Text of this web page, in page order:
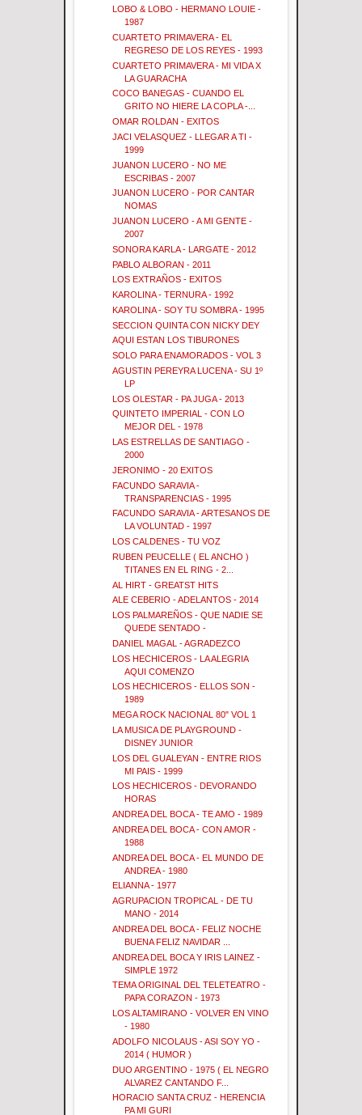
LOBO & LOBO - HERMANO LOUIE -
1987
CUARTETO PRIMAVERA - EL
REGRESO DE LOS REYES - 1993
CUARTETO PRIMAVERA - MI VIDA X
LA GUARACHA
COCO BANEGAS - CUANDO EL
GRITO NO HIERE LA COPLA -...
OMAR ROLDAN - EXITOS
JACI VELASQUEZ - LLEGAR A TI -
1999
JUANON LUCERO - NO ME
ESCRIBAS - 2007
JUANON LUCERO - POR CANTAR
NOMAS
JUANON LUCERO - A MI GENTE -
2007
SONORA KARLA - LARGATE - 2012
PABLO ALBORAN - 2011
LOS EXTRAÑOS - EXITOS
KAROLINA - TERNURA - 1992
KAROLINA - SOY TU SOMBRA - 1995
SECCION QUINTA CON NICKY DEY
AQUI ESTAN LOS TIBURONES
SOLO PARA ENAMORADOS - VOL 3
AGUSTIN PEREYRA LUCENA - SU 1º
LP
LOS OLESTAR - PA JUGA - 2013
QUINTETO IMPERIAL - CON LO
MEJOR DEL - 1978
LAS ESTRELLAS DE SANTIAGO -
2000
JERONIMO - 20 EXITOS
FACUNDO SARAVIA -
TRANSPARENCIAS - 1995
FACUNDO SARAVIA - ARTESANOS DE
LA VOLUNTAD - 1997
LOS CALDENES - TU VOZ
RUBEN PEUCELLE ( EL ANCHO )
TITANES EN EL RING - 2...
AL HIRT - GREATST HITS
ALE CEBERIO - ADELANTOS - 2014
LOS PALMAREÑOS - QUE NADIE SE
QUEDE SENTADO -
DANIEL MAGAL - AGRADEZCO
LOS HECHICEROS - LA ALEGRIA
AQUI COMENZO
LOS HECHICEROS - ELLOS SON -
1989
MEGA ROCK NACIONAL 80" VOL 1
LA MUSICA DE PLAYGROUND -
DISNEY JUNIOR
LOS DEL GUALEYAN - ENTRE RIOS
MI PAIS - 1999
LOS HECHICEROS - DEVORANDO
HORAS
ANDREA DEL BOCA - TE AMO - 1989
ANDREA DEL BOCA - CON AMOR -
1988
ANDREA DEL BOCA - EL MUNDO DE
ANDREA - 1980
ELIANNA - 1977
AGRUPACION TROPICAL - DE TU
MANO - 2014
ANDREA DEL BOCA - FELIZ NOCHE
BUENA FELIZ NAVIDAR ...
ANDREA DEL BOCA Y IRIS LAINEZ -
SIMPLE 1972
TEMA ORIGINAL DEL TELETEATRO -
PAPA CORAZON - 1973
LOS ALTAMIRANO - VOLVER EN VINO
- 1980
ADOLFO NICOLAUS - ASI SOY YO -
2014 ( HUMOR )
DUO ARGENTINO - 1975 ( EL NEGRO
ALVAREZ CANTANDO F...
HORACIO SANTA CRUZ - HERENCIA
PA MI GURI